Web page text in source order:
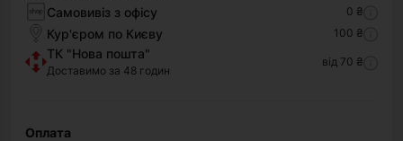
Самовивіз з офісу
0 ₴
Кур'єром по Києву 100 ₴
ТК "Нова пошта"
Доставимо за 48 годин
від 70 ₴
Оплата